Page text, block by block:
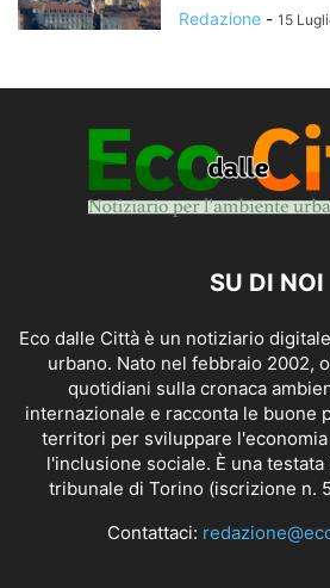
Redazione - 15
SU DI NOI
Eco dalle Città è un notiziario
urbano. Nato nel febbraio 2002,
quotidiani sulla cronaca
internazionale e racconta le buone
territori per sviluppare
l'inclusione sociale. È una
tribunale di Torino (iscrizione n.
Contattaci: